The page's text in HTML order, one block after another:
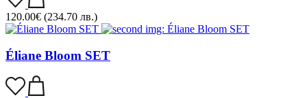
120.00€ (234.70 лв.)
Éliane Bloom SET